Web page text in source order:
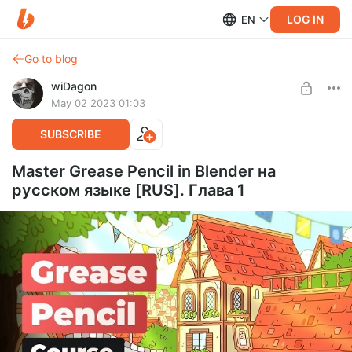
EN LOG IN
Go to blog
wiDagon
May 02 2023 01:03
SUBSCRIBE
Master Grease Pencil in Blender на
русском языке [RUS]. Глава 1